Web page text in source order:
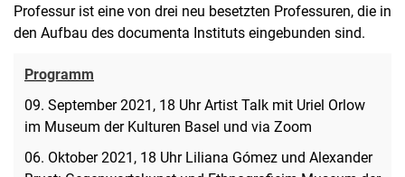
Professur ist eine von drei neu besetzten Professuren, die in
den Aufbau des documenta Instituts eingebunden sind.
Programm
09. September 2021, 18 Uhr Artist Talk mit Uriel Orlow
im Museum der Kulturen Basel und via Zoom
06. Oktober 2021, 18 Uhr Liliana Gómez und Alexander